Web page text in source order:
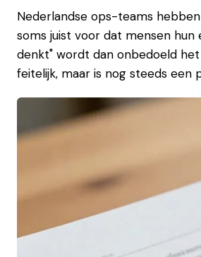
Nederlandse ops-teams
soms juist voor dat mensen
denkt" wordt dan onbedoeld
feitelijk, maar is nog steeds een